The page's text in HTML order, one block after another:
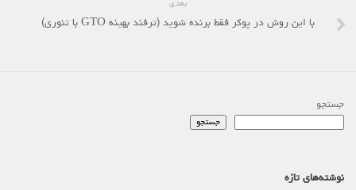
بعدی
با این روش در پوکر فقط برنده شوید (ترفند بهینه GTO با تئوری)
جستجو
جستجو
نوشته‌های تازه